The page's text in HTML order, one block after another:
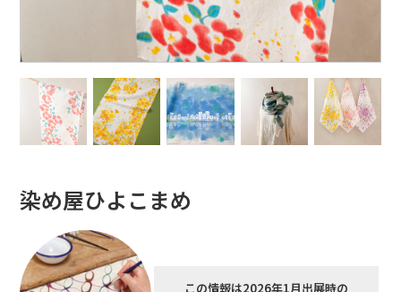
染め屋ひよこまめ
この情報は2026年1月出展時の